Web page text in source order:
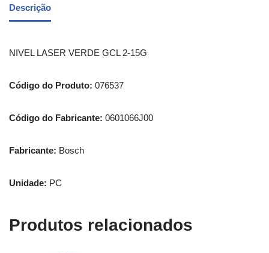
Descrição
NIVEL LASER VERDE GCL 2-15G
Código do Produto: 076537
Código do Fabricante: 0601066J00
Fabricante: Bosch
Unidade: PC
Produtos relacionados